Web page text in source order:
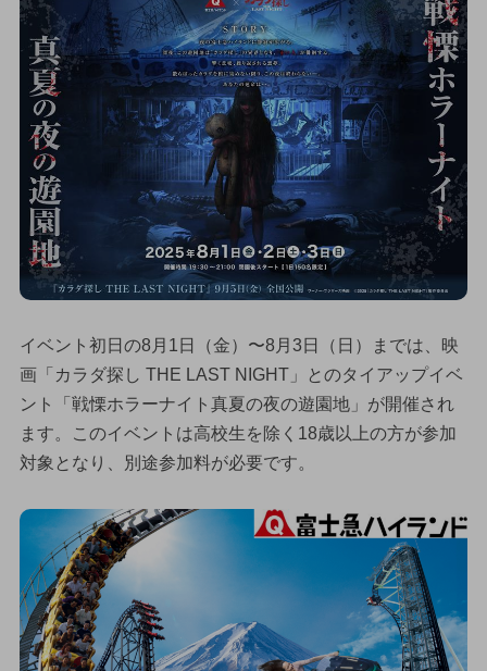
イベント初日の8月1日（金）〜8月3日（日）までは、映
画「カラダ探し THE LAST NIGHT」とのタイアップイベ
ント「戦慄ホラーナイト真夏の夜の遊園地」が開催され
ます。このイベントは高校生を除く18歳以上の方が参加
対象となり、別途参加料が必要です。